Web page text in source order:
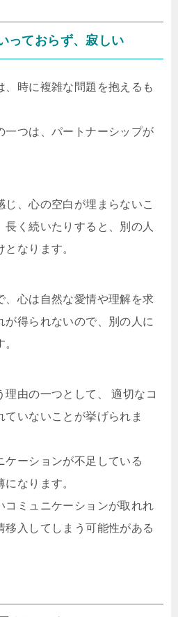
っておらず、寂しい
、時に複雑な問題を抱えるも
一つは、パートナーシップが
、心の空白が埋まらないこ
長く続いたりすると、別の人
なります。
、心は自然な愛情や理解を求
が得られないので、別の人に
理由の一つとして、 適切なコ
ていないことが挙げられま
ケーションが不足している
なります。
コミュニケーションが取れれ
移入してしまう可能性がある